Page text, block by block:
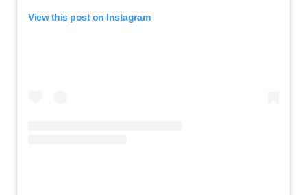
View this post on Instagram